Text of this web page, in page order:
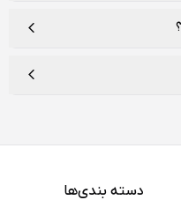
نیاز به ضامن و چک ارائه
دیجی‌پی انجام می‌شوند.
دسته بندی‌ها